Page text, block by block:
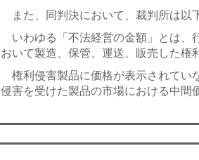
また、同判決において、裁判所は以
いわゆる「不法経営の金額」とは、
おいて製造、保管、運送、販売した権
権利侵害製品に価格が表示されてい
侵害を受けた製品の市場における中間